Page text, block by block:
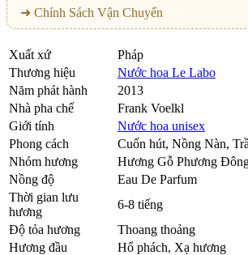
➜ Chính Sách Vận Chuyển
Xuất xứ
Pháp
Thương hiệu
Nước hoa Le Labo
Năm phát hành
2013
Nhà pha chế
Frank Voelkl
Giới tính
Nước hoa unisex
Phong cách
Cuốn hút, Nồng Nàn,
Nhóm hương
Hương Gỗ Phương
Nồng độ
Eau De Parfum
Thời gian lưu
hương
6-8 tiếng
Độ tỏa hương
Thoang thoảng
Hương đầu
Hổ phách, Xạ hương